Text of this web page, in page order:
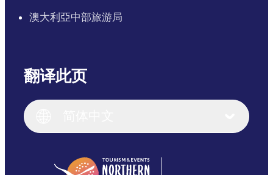
澳大利亞中部旅游局
翻译此页
English (US)
English